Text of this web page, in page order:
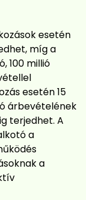
esetén
míg a
100 millió
esetén 15
árbevételének
terjedhet. A
a
a